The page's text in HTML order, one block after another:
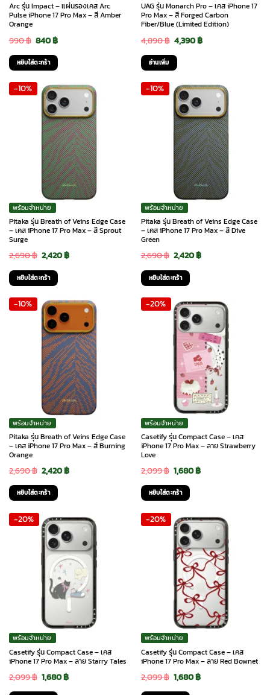
Arc รุ่น Impact – แผ่นรองเคส Arc
Pulse iPhone 17 Pro Max – สี Amber
Orange
990฿ Original
price
was:
990 ฿.
840฿Current
price
840 ฿.
หยิบใส่ตะกร้า
UAG รุ่น Monarch Pro – เคส iPhone 17
Pro Max – สี Forged Carbon
Fiber/Blue (Limited Edition)
4,890฿ Original
price
was:
4,890 ฿.
4,390฿Current
4,390 ฿.
อ่านเพิ่ม
-10%
พร้อมจำหน่าย
Pitaka รุ่น Breath of Veins Edge Case
– เคส iPhone 17 Pro Max – สี Sprout
Surge
2,690฿ Original
price
was:
2,690 ฿.
2,420฿Current
2,420 ฿.
หยิบใส่ตะกร้า
-10%
พร้อมจำหน่าย
Pitaka รุ่น Breath of Veins Edge Case
– เคส iPhone 17 Pro Max – สี Dive
Green
2,690฿ Original
price
was:
2,690 ฿.
2,420฿Current
2,420 ฿.
หยิบใส่ตะกร้า
-10%
พร้อมจำหน่าย
Pitaka รุ่น Breath of Veins Edge Case
– เคส iPhone 17 Pro Max – สี Burning
Orange
2,690฿ Original
price
was:
2,690 ฿.
2,420฿Current
2,420 ฿.
หยิบใส่ตะกร้า
-20%
พร้อมจำหน่าย
Casetify รุ่น Compact Case – เคส
iPhone 17 Pro Max – ลาย Strawberry
Love
2,099฿ Original
price
was:
2,099 ฿.
1,680฿Current
1,680 ฿.
หยิบใส่ตะกร้า
-20%
พร้อมจำหน่าย
Casetify รุ่น Compact Case – เคส
iPhone 17 Pro Max – ลาย Starry Tales
2,099฿ Original
1,680฿Current
-20%
พร้อมจำหน่าย
Casetify รุ่น Compact Case – เคส
iPhone 17 Pro Max – ลาย Red Bownet
2,099฿ Original
1,680฿Current